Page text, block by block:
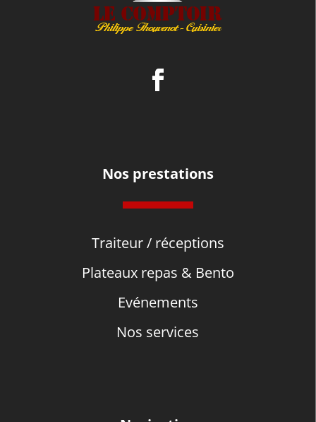
Nos prestations
Traiteur / réceptions
Plateaux repas & Bento
Evénements
Nos services